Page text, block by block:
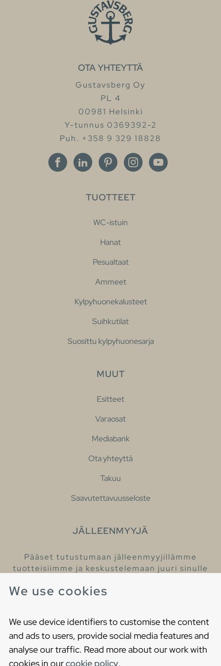
We use cookies
We use device identifiers to customise the content
and ads to users, provide social media features and
analyse our traffic. Read more about our work with
cookies in ourcookie policy.
OTA YHTEYTTÄ
Gustavsberg Oy
PL 4
00981 Helsinki
Y-tunnus 0369392-2
Puh. +358 9 329 18828
TUOTTEET
WC-istuin
Hanat
Pesualtaat
Ammeet
Kylpyhuonekalusteet
Suihkutilat
Suosittu kylpyhuonesarja
MUUT
Esitteet
Varaosat
Mediabank
Ota yhteyttä
Takuu
Saavutettavuusseloste
JÄLLEENMYYJÄ
Pääset tutustumaan jälleenmyyjillämme
tuotteisiimme ja keskustelemaan juuri sinulle